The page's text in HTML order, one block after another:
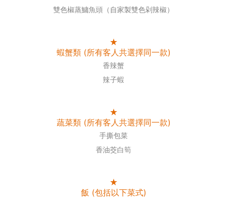
雙色椒蒸鱅魚頭（自家製雙色剁辣椒）
★
蝦蟹類 (所有客人共選擇同一款)
香辣蟹
辣子蝦
★
蔬菜類 (所有客人共選擇同一款)
手撕包菜
香油茭白筍
★
飯 (包括以下菜式)